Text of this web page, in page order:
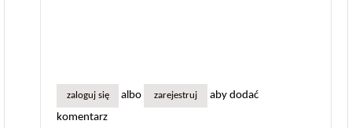
zaloguj się albo zarejestruj
aby dodać
komentarz